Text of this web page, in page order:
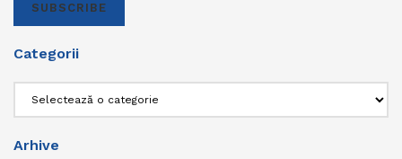
SUBSCRIBE
Categorii
Arhive